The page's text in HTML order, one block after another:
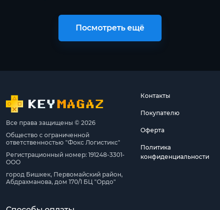
Посмотреть ещё
Все права защищены © 2026
Общество с ограниченной
ответственностью "Фокс Логистикс"
Регистрационный номер: 191248-3301-
ООО
город Бишкек, Первомайский район,
Абдрахманова, дом 170/1 БЦ "Ордо"
Контакты
Покупателю
Оферта
Политика
конфиденциальности